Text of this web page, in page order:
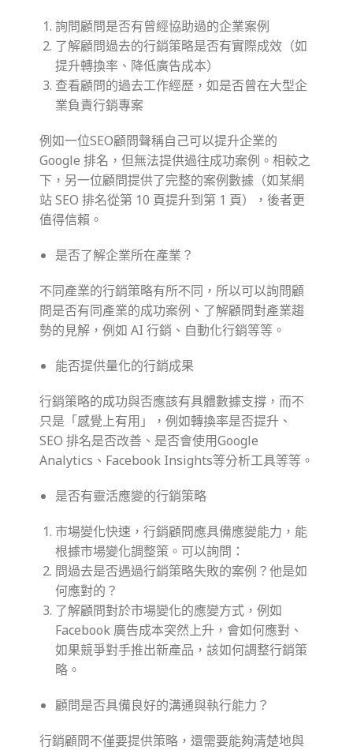
詢問顧問是否有曾經協助過的企業案例
了解顧問過去的行銷策略是否有實際成效（如
提升轉換率、降低廣告成本）
查看顧問的過去工作經歷，如是否曾在大型企
業負責行銷專案
例如一位SEO顧問聲稱自己可以提升企業的
Google 排名，但無法提供過往成功案例。相較之
下，另一位顧問提供了完整的案例數據（如某網
站 SEO 排名從第 10 頁提升到第 1 頁），後者更
值得信賴。
是否了解企業所在產業？
不同產業的行銷策略有所不同，所以可以詢問顧
問是否有同產業的成功案例、了解顧問對產業趨
勢的見解，例如 AI 行銷、自動化行銷等等。
能否提供量化的行銷成果
行銷策略的成功與否應該有具體數據支撐，而不
只是「感覺上有用」，例如轉換率是否提升、
SEO 排名是否改善、是否會使用Google
Analytics、Facebook Insights等分析工具等等。
是否有靈活應變的行銷策略
市場變化快速，行銷顧問應具備應變能力，能
根據市場變化調整策。可以詢問：
問過去是否遇過行銷策略失敗的案例？他是如
何應對的？
了解顧問對於市場變化的應變方式，例如
Facebook 廣告成本突然上升，會如何應對、
如果競爭對手推出新產品，該如何調整行銷策
略。
顧問是否具備良好的溝通與執行能力？
行銷顧問不僅要提供策略，還需要能夠清楚地與